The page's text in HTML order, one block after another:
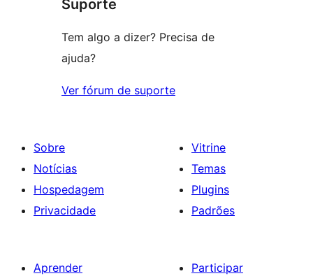
1
Suporte
Tem algo a dizer? Precisa de
ajuda?
Ver fórum de suporte
Sobre
Notícias
Hospedagem
Privacidade
Vitrine
Temas
Plugins
Padrões
Aprender
Participar